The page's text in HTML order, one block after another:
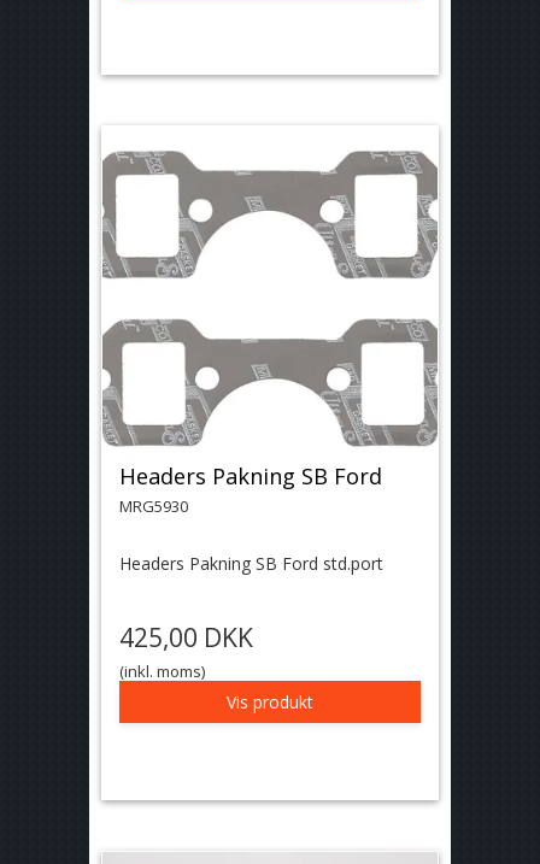
Headers Pakning SB Ford
MRG5930
Headers Pakning SB Ford std.port
425,00 DKK
(inkl. moms)
Vis produkt